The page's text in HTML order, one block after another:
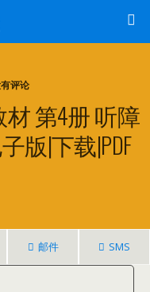
评论
第4册 听障
版|下载|PDF
邮件 SMS